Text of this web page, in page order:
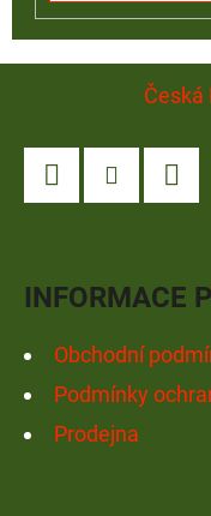
Česká
INFORMACE
Obchodní
Podmínky
Prodejna